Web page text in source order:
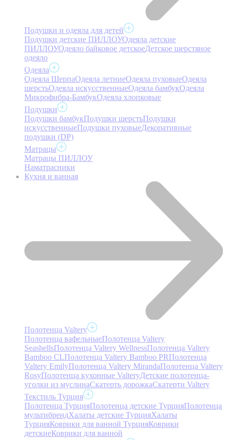
Подушки и одеяла для детей
Подушки детские ПИЛЛОУОдеяла детские
ПИЛЛОУОдеяло байковое детскоеДетское шерстяное
одеяло
Одеяла
Одеяла ШерпаОдеяла летниеОдеяла пуховыеОдеяла
шерстьОдеяла искусственныеОдеяла бамбукОдеяла
Микрофибра-БамбукОдеяла хлопковые
Подушки
Подушки бамбукПодушки шерстьПодушки
искусственныеПодушки пуховыеДекоративные
подушки (DP)
Матрацы
Матрацы ПИЛЛОУ
Наматрасники
Кухня и ванная
Полотенца Valtery
Полотенца вафельныеПолотенца Valtery
SeashellsПолотенца Valtery WellnessПолотенца Valtery
Bamboo CLПолотенца Valtery Bamboo PRПолотенца
Valtery EmilyПолотенца Valtery MirandaПолотенца Valtery
RosyПолотенца кухонные ValteryДетские полотенца-
уголки из муслинаСкатерть дорожкаСкатерти Valtery
Текстиль Турция
Полотенца ТурцияПолотенца детские ТурцияПолотенца
мультибрендХалаты детские ТурцияХалаты
ТурцияКоврики для ванной ТурцияКоврики
детскиеКоврики для ванной